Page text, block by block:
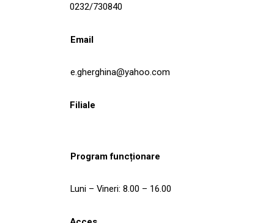
0232/730840
Email
e.gherghina@yahoo.com
Filiale
Program funcționare
Luni – Vineri: 8.00 – 16.00